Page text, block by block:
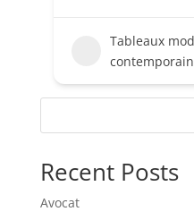
Tableaux
Recent Posts
Avocat